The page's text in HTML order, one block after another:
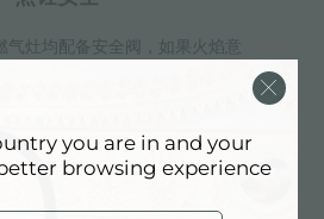
灶均配备安全阀，如果火焰意
iii 系列灶头
you are in and your
browsing experience